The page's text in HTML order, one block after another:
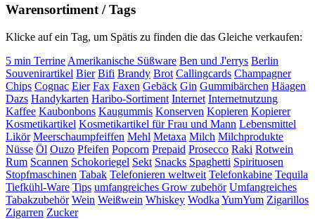
Warensortiment / Tags
Klicke auf ein Tag, um Spätis zu finden die das Gleiche verkaufen:
5 min Terrine Amerikanische Süßware Ben und J'errys Berlin
Souvenirartikel Bier Bifi Brandy Brot Callingcards Champagner
Chips Cognac Eier Fax Faxen Gebäck Gin Gummibärchen Häagen
Dazs Handykarten Haribo-Sortiment Internet Internetnutzung
Kaffee Kaubonbons Kaugummis Konserven Kopieren Kopierer
Kosmetikartikel Kosmetikartikel für Frau und Mann Lebensmittel
Likör Meerschaumpfeiffen Mehl Metaxa Milch Milchprodukte
Nüsse Öl Ouzo Pfeifen Popcorn Prepaid Prosecco Raki Rotwein
Rum Scannen Schokoriegel Sekt Snacks Spaghetti Spirituosen
Stopfmaschinen Tabak Telefonieren weltweit Telefonkabine Tequila
Tiefkühl-Ware Tips umfangreiches Grow zubehör Umfangreiches
Tabakzubehör Wein Weißwein Whiskey Wodka YumYum Zigarillos
Zigarren Zucker